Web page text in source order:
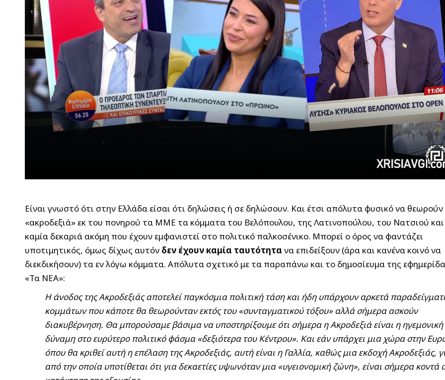
Είναι γνωστό ότι στην Ελλάδα είσαι ότι δηλώσεις ή σε δηλώσουν. Και έτσι απόλυτα φυσικό να θεωρούν
«ακροδεξιά» εκ του πονηρού τα ΜΜΕ τα κόμματα του Βελόπουλου, της Λατινοπούλου, του Νατσιού και
καμία δεκαριά ακόμη που έχουν εμφανιστεί στο πολιτικό παλκοσένικο. Μπορεί ο όρος να φαντάζει
υποτιμητικός, όμως δίχως αυτόν δεν έχουν καμία ταυτότητα να επιδείξουν (άρα και κανένα κοινό να
διεκδικήσουν) τα εν λόγω κόμματα. Απόλυτα σχετικό με τα παραπάνω και το δημοσίευμα της
«Τα ΝΕΑ»:
Η άνοδος της Ακροδεξιάς αποτελεί παγκόσμια πολιτική τάση και ήδη υπάρχουν αρκετά
κομμάτων που κάποτε θα θεωρούνταν εκτός του «συνταγματικού τόξου» αλλά σήμερα ασκούν
διακυβέρνηση. Θα μπορούσαμε βάσιμα να υποστηρίξουμε ότι σήμερα η Ακροδεξιά είναι η ηγεμονική
δύναμη στο ευρύτερο πολιτικό φάσμα «δεξιότερα του Κέντρου». Και εάν υπάρχει μια χώρα στην
όπου θα κριθεί αυτή η επέλαση της Ακροδεξιάς, αυτή είναι η Γαλλία, καθώς μια εκδοχή Ακροδεξιάς,
από την οποία υποτίθεται ότι για δεκαετίες υψωνόταν μια«υγειονομική ζώνη», είναι σήμερα κοντά